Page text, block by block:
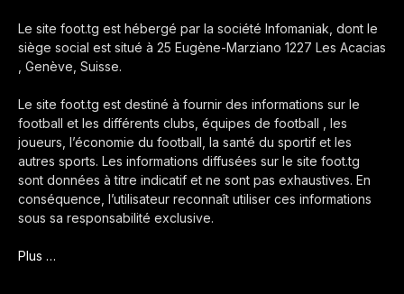
Le site foot.tg est hébergé par la société Infomaniak, dont le
siège social est situé à 25 Eugène-Marziano 1227 Les Acacias
, Genève, Suisse.
Le site foot.tg est destiné à fournir des informations sur le
football et les différents clubs, équipes de football , les
joueurs, l’économie du football, la santé du sportif et les
autres sports. Les informations diffusées sur le site foot.tg
sont données à titre indicatif et ne sont pas exhaustives. En
conséquence, l’utilisateur reconnaît utiliser ces informations
sous sa responsabilité exclusive.
Plus …